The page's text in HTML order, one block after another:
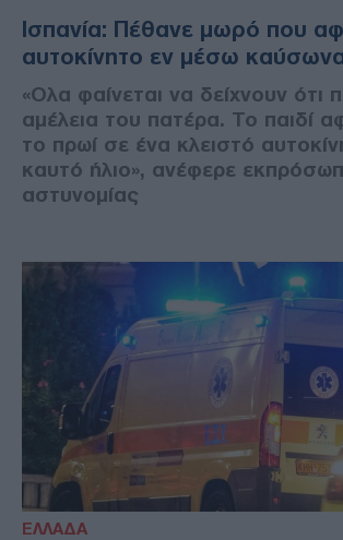
Ισπανία: Πέθανε μωρό που
αυτοκίνητο εν μέσω
«Ολα φαίνεται να δείχνουν ότι
αμέλεια του πατέρα. Το παιδί
το πρωί σε ένα κλειστό
καυτό ήλιο», ανέφερε
αστυνομίας
ΕΛΛΑΔΑ